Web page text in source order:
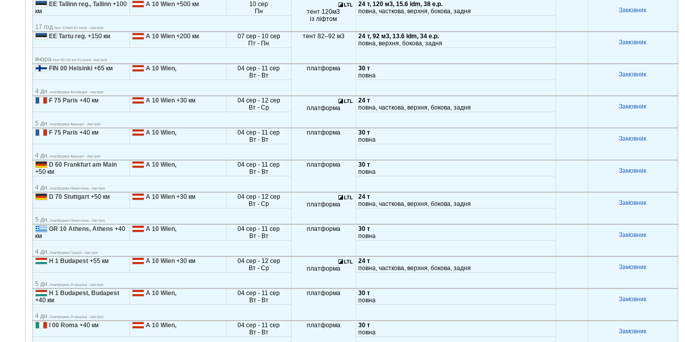
EE Tallinn reg., Tallinn +100
км
A 10 Wien +500 км
10 сер
Пн
тент 120м3
із ліфтом
24 т, 120 м3, 15.6 ldm, 38 e.p.
повна, часткова, верхня, бокова, задня
Замовник
17 год тент 120м3 Естонія - Австрія
EE Tartu reg. +150 км A 10 Wien +200 км
07 сер - 10 сер
Пт - Пн
тент 82–92 м3
24 т, 92 м3, 13.6 ldm, 34 e.p.
повна, верхня, бокова, задня
Замовник
вчора тент 82–92 м3 Естонія - Австрія
FIN 00 Helsinki +65 км A 10 Wien,
04 сер - 11 сер
Вт - Вт
платформа
30 т
повна
Замовник
4 дн. платформа Фінляндія - Австрія
F 75 Paris +40 км A 10 Wien +30 км
04 сер - 12 сер
Вт - Ср
платформа
24 т
повна, часткова, верхня, бокова, задня
Замовник
5 дн. платформа Франція - Австрія
F 75 Paris +40 км A 10 Wien,
04 сер - 11 сер
Вт - Вт
платформа
30 т
повна
Замовник
4 дн. платформа Франція - Австрія
D 60 Frankfurt am Main
+50 км
A 10 Wien,
04 сер - 11 сер
Вт - Вт
платформа
30 т
повна
Замовник
4 дн. платформа Німеччина - Австрія
D 70 Stuttgart +50 км A 10 Wien +30 км
04 сер - 12 сер
Вт - Ср
платформа
24 т
повна, часткова, верхня, бокова, задня
Замовник
5 дн. платформа Німеччина - Австрія
GR 10 Athens, Athens +40
км
A 10 Wien,
04 сер - 11 сер
Вт - Вт
платформа
30 т
повна
Замовник
4 дн. платформа Греція - Австрія
H 1 Budapest +55 км A 10 Wien +30 км
04 сер - 12 сер
Вт - Ср
платформа
24 т
повна, часткова, верхня, бокова, задня
Замовник
5 дн. платформа Угорщина - Австрія
H 1 Budapest, Budapest
+40 км
A 10 Wien,
04 сер - 11 сер
Вт - Вт
платформа
30 т
повна
Замовник
4 дн. платформа Угорщина - Австрія
I 00 Roma +40 км A 10 Wien,
04 сер - 11 сер
Вт - Вт
платформа
30 т
повна
Замовник